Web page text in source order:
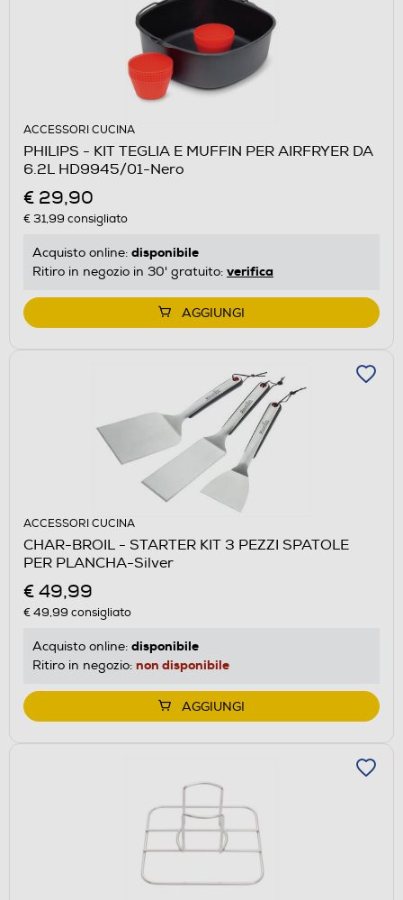
ACCESSORI CUCINA
PHILIPS - KIT TEGLIA E MUFFIN PER AIRFRYER DA
6.2L HD9945/01-Nero
€ 29,90
€ 31,99 consigliato
Acquisto online: disponibile
Ritiro in negozio in 30' gratuito: verifica
AGGIUNGI
ACCESSORI CUCINA
CHAR-BROIL - STARTER KIT 3 PEZZI SPATOLE
PER PLANCHA-Silver
€ 49,99
€ 49,99 consigliato
Acquisto online: disponibile
Ritiro in negozio: non disponibile
AGGIUNGI